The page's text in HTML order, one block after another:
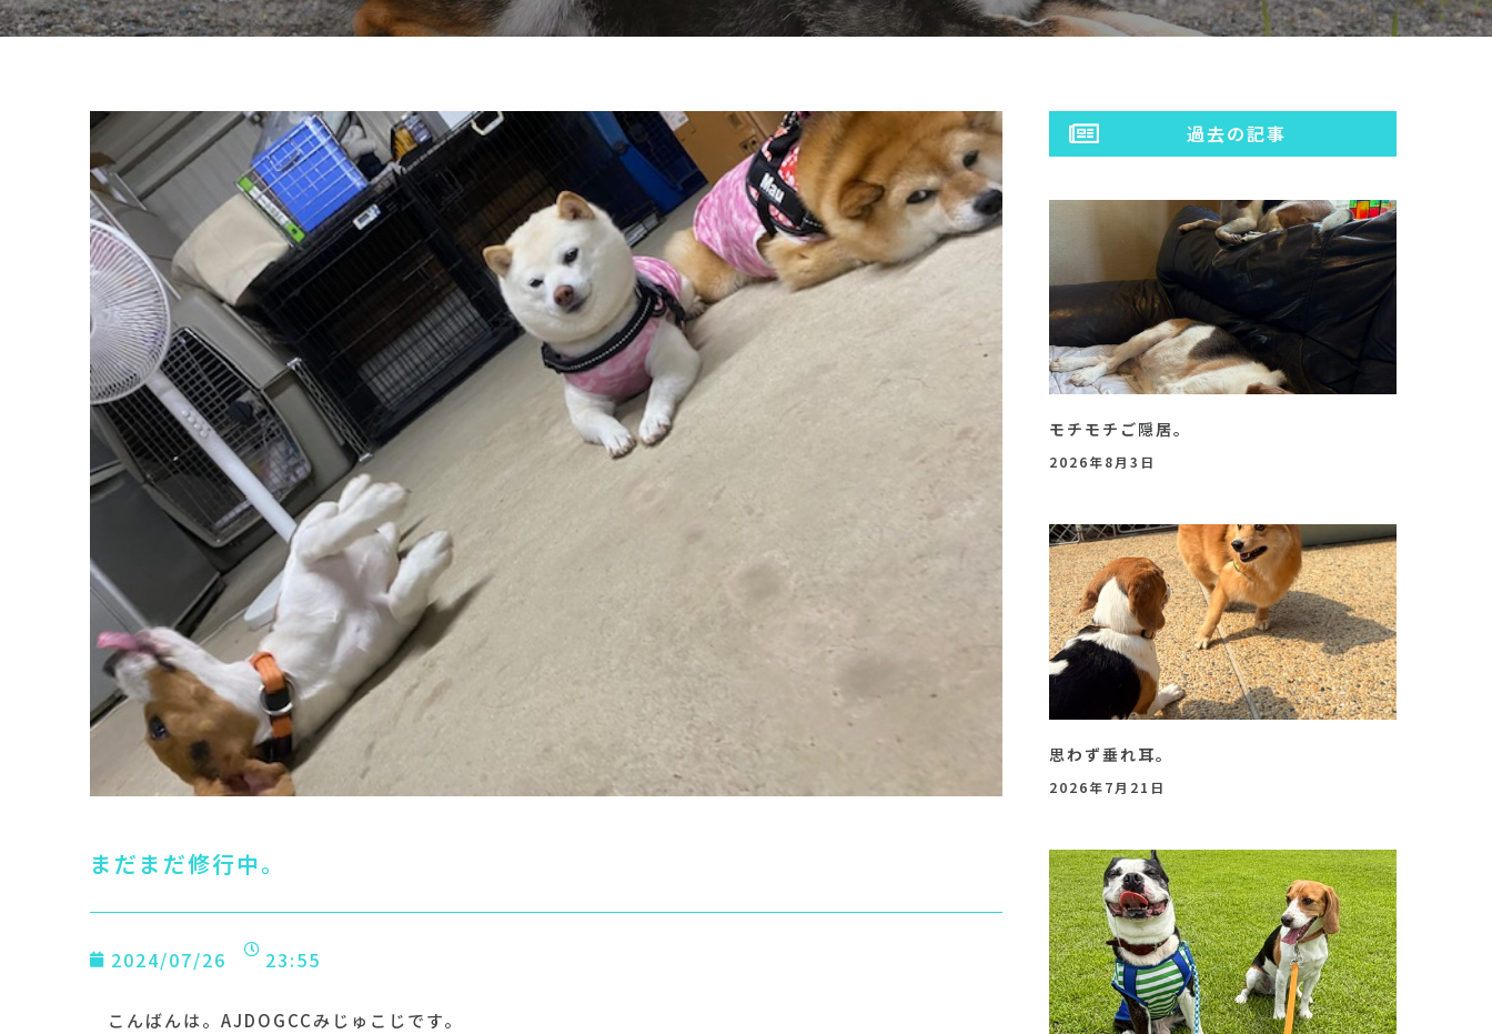
まだまだ修行中。
2024/07/26 23:55
こんばんは。AJDOGCCみじゅこじです。
過去の記事
モチモチご隠居。
2026年8月3日
思わず垂れ耳。
2026年7月21日